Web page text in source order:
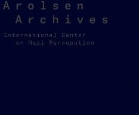
Arolsen
Archives